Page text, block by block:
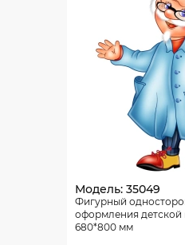
Модель: 35049
Фигурный
оформления
680*800 мм